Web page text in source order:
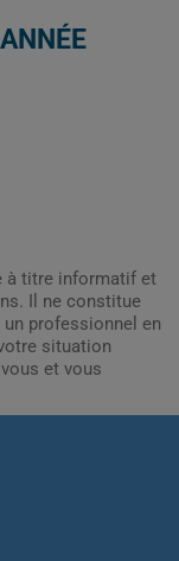
à titre informatif et
Il ne constitue
professionnel en
situation
et vous